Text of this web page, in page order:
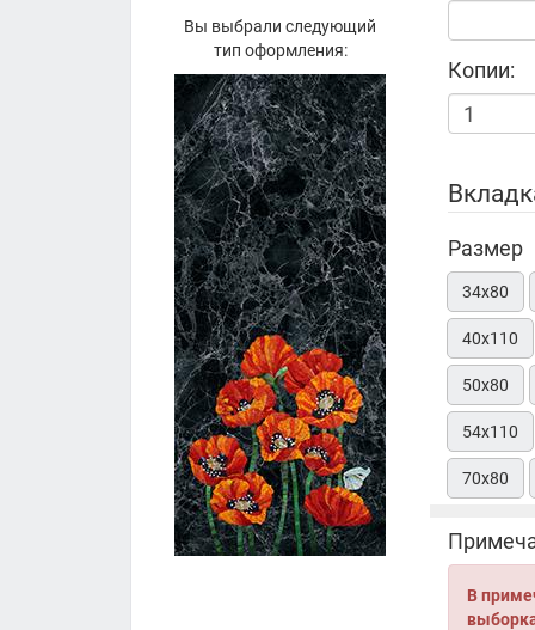
Вы выбрали следующий
тип оформления:
Копии:
Размер
34х80
40х110
50х80
54х110
70х80
В